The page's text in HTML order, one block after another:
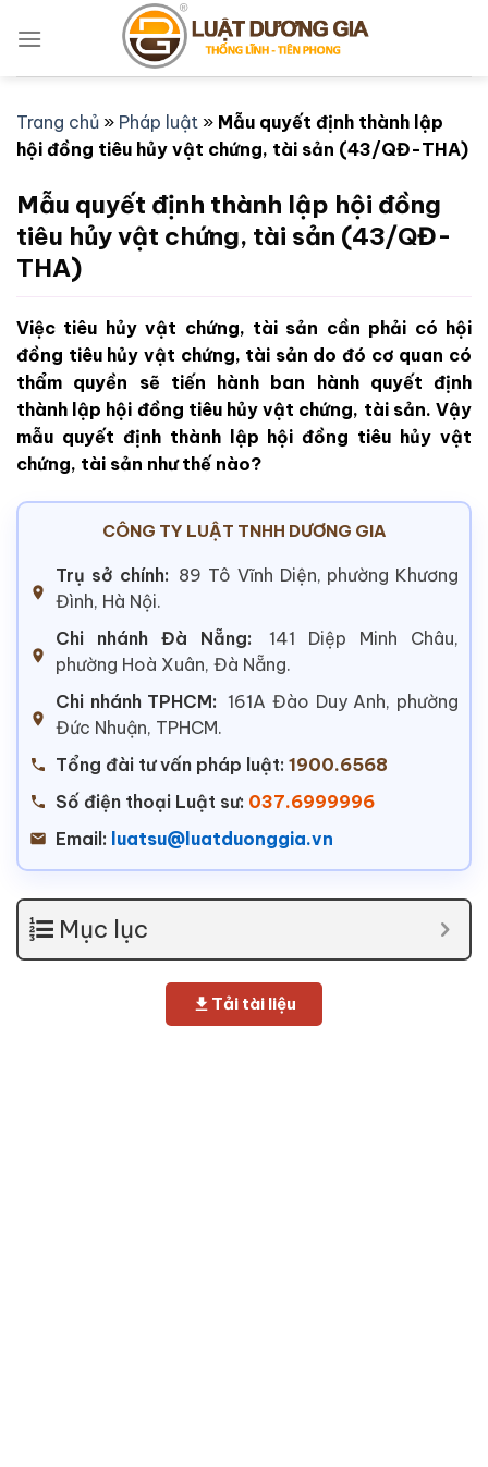
qua
Trang chủ » Pháp luật » Mẫu quyết định thành lập
hội đồng tiêu hủy vật chứng, tài sản (43/QĐ-THA)
Mẫu quyết định thành lập hội đồng
tiêu hủy vật chứng, tài sản (43/QĐ-
THA)
Việc tiêu hủy vật chứng, tài sản cần phải có hội
đồng tiêu hủy vật chứng, tài sản do đó cơ quan có
thẩm quyền sẽ tiến hành ban hành quyết định
thành lập hội đồng tiêu hủy vật chứng, tài sản. Vậy
mẫu quyết định thành lập hội đồng tiêu hủy vật
chứng, tài sản như thế nào?
CÔNG TY LUẬT TNHH DƯƠNG GIA
Trụ sở chính: 89 Tô Vĩnh Diện, phường Khương
Đình, Hà Nội.
Chi nhánh Đà Nẵng:
141 Diệp Minh Châu,
phường Hoà Xuân, Đà Nẵng.
Chi nhánh TPHCM: 161A Đào Duy Anh, phường
Đức Nhuận, TPHCM.
Tổng đài tư vấn pháp luật: 1900.6568
Số điện thoại Luật sư: 037.6999996
Email: luatsu@luatduonggia.vn
Mục lục
Tải tài liệu